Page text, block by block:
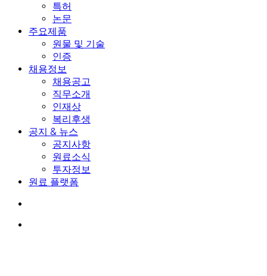
특허
논문
주요제품
원물 및 기술
인증
채용정보
채용공고
직무소개
인재상
복리후생
공지 & 뉴스
공지사항
원료소식
투자정보
원료 플랫폼